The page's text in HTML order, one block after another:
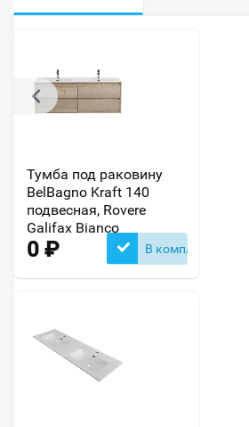
Тумба под раковину
BelBagno Kraft 140
подвесная, Rovere
Galifax Bianco
0 ₽ В комплекте